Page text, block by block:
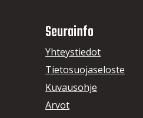
Seurainfo
Yhteystiedot
Tietosuojaseloste
Kuvausohje
Arvot